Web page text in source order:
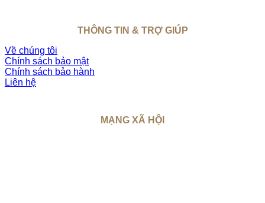
THÔNG TIN & TRỢ GIÚP
Về chúng tôi
Chính sách bảo mật
Chính sách bảo hành
Liên hệ
MẠNG XÃ HỘI